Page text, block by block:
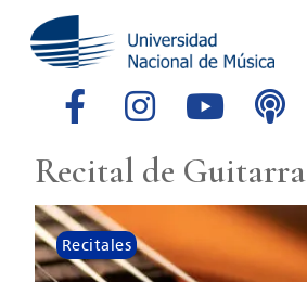
Recital de Guitarra
Recitales